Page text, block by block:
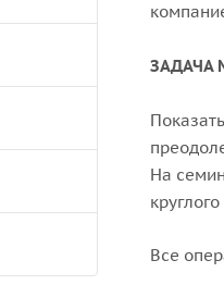
ЗАДАЧА
На
Все